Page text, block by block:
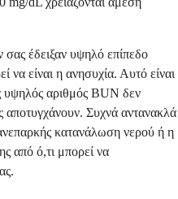
έδειξαν υψηλό επίπεδο
είναι η ανησυχία. Αυτό είναι
αριθμός BUN δεν
αποτυγχάνουν. Συχνά αντανακλά
κατανάλωση νερού ή η
από ό,τι μπορεί να